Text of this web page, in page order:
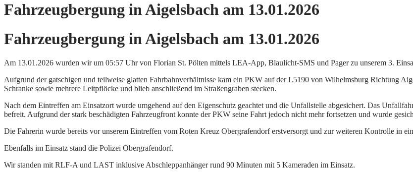
Fahrzeugbergung in Aigelsbach am 13.01.2026
Fahrzeugbergung in Aigelsbach am 13.01.2026
Am 13.01.2026 wurden wir um 05:57 Uhr von Florian St. Pölten mittels LEA-App, Blaulicht-SMS und Pager zu unserem 3.
Aufgrund der gatschigen und teilweise glatten Fahrbahnverhältnisse kam ein PKW auf der L5190 von Wilhelmsburg Richtung
Schranke sowie mehrere Leitpflöcke und blieb anschließend im Straßengraben stecken.
Nach dem Eintreffen am Einsatzort wurde umgehend auf den Eigenschutz geachtet und die Unfallstelle abgesichert. Das
befreit. Aufgrund der stark beschädigten Fahrzeugfront konnte der PKW seine Fahrt jedoch nicht mehr fortsetzen und wurde
Die Fahrerin wurde bereits vor unserem Eintreffen vom Roten Kreuz Obergrafendorf erstversorgt und zur weiteren Kontrolle in
Ebenfalls im Einsatz stand die Polizei Obergrafendorf.
Wir standen mit RLF-A und LAST inklusive Abschleppanhänger rund 90 Minuten mit 5 Kameraden im Einsatz.